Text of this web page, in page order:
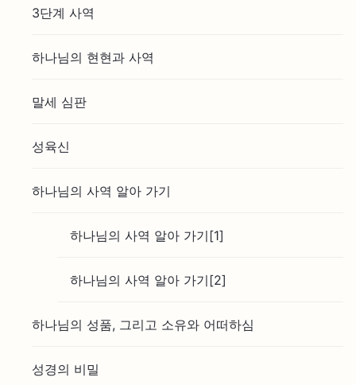
3단계 사역
하나님의 현현과 사역
말세 심판
성육신
하나님의 사역 알아 가기
하나님의 사역 알아 가기[1]
하나님의 사역 알아 가기[2]
하나님의 성품, 그리고 소유와 어떠하심
성경의 비밀